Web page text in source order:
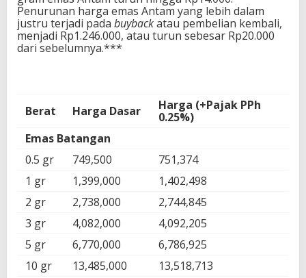
Penurunan harga emas Antam yang lebih dalam
justru terjadi pada buybackatau pembelian kembali,
menjadi Rp1.246.000, atau turun sebesar Rp20.000
dari sebelumnya.***
Berat Harga Dasar
Harga (+Pajak PPh
0.25%)
Emas Batangan
0.5 gr
749,500
751,374
1 gr
1,399,000
1,402,498
2 gr
2,738,000
2,744,845
3 gr
4,082,000
4,092,205
5 gr
6,770,000
6,786,925
10 gr
13,485,000
13,518,713